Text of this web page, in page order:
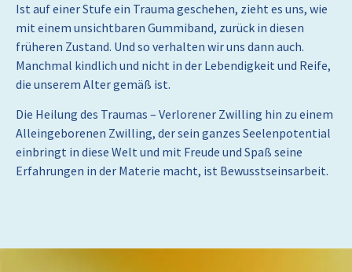
Ist auf einer Stufe ein Trauma geschehen, zieht es uns, wie
mit einem unsichtbaren Gummiband, zurück in diesen
früheren Zustand. Und so verhalten wir uns dann auch.
Manchmal kindlich und nicht in der Lebendigkeit und Reife,
die unserem Alter gemäß ist.
Die Heilung des Traumas – Verlorener Zwilling hin zu einem
Alleingeborenen Zwilling, der sein ganzes Seelenpotential
einbringt in diese Welt und mit Freude und Spaß seine
Erfahrungen in der Materie macht, ist Bewusstseinsarbeit.